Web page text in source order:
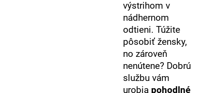
výstrihom v
nádhernom
odtieni. Túžite
pôsobiť žensky,
no zároveň
nenútene? Dobrú
službu vám
urobia pohodlné